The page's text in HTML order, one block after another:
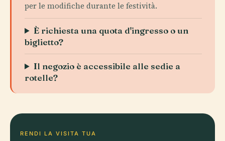
per le modifiche durante le festività.
È richiesta una quota d'ingresso o un
biglietto?
Il negozio è accessibile alle sedie a
rotelle?
RENDI LA VISITA TUA